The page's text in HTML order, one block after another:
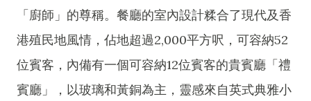
「廚師」的尊稱。餐廳的室內設計糅合了現代及香
港殖民地風情，佔地超過2,000平方呎，可容納52
位賓客，內備有一個可容納12位賓客的貴賓廳「禮
賓廳」，以玻璃和黃銅為主，靈感來自英式典雅小